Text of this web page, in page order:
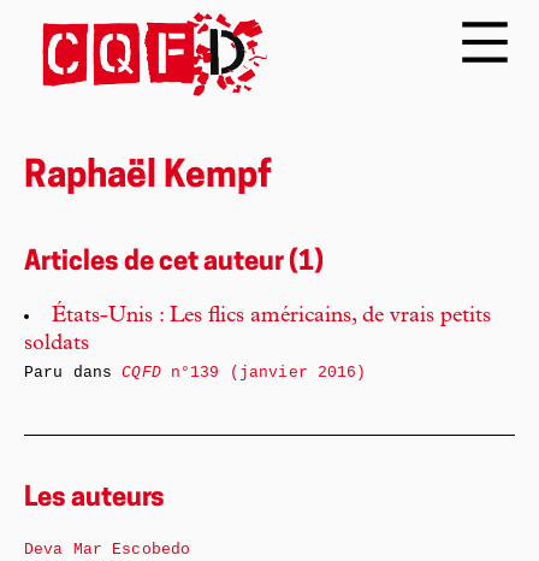
Raphaël Kempf
Articles de cet auteur (1)
États-Unis : Les flics américains, de vrais petits
soldats
Paru dansCQFDn°139 (janvier 2016)
Les auteurs
Deva Mar Escobedo